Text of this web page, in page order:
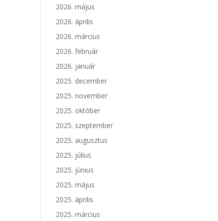
2026. május
2026. április
2026. március
2026. február
2026. január
2025. december
2025. november
2025. október
2025. szeptember
2025. augusztus
2025. július
2025. június
2025. május
2025. április
2025. március